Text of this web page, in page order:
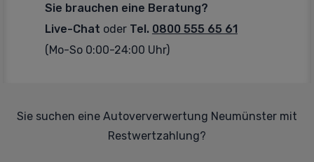
Sie brauchen eine Beratung?
Live-Chat oderTel. 0800 555 65 61
(Mo-So 0:00-24:00 Uhr)
Sie suchen eine Autoververwertung Neumünster mit
Restwertzahlung?